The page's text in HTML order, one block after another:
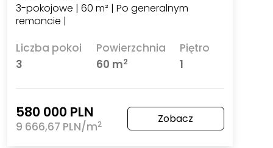
3-pokojowe | 60 m² | Po generalnym
remoncie |
Liczba pokoi
3
Powierzchnia
60 m2
Piętro
1
580 000 PLN
9 666,67 PLN/m2 Zobacz